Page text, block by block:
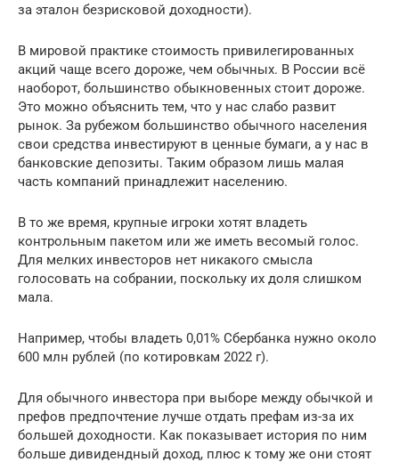
за эталон безрисковой доходности).
В мировой практике стоимость привилегированных
акций чаще всего дороже, чем обычных. В России всё
наоборот, большинство обыкновенных стоит дороже.
Это можно объяснить тем, что у нас слабо развит
рынок. За рубежом большинство обычного населения
свои средства инвестируют в ценные бумаги, а у нас в
банковские депозиты. Таким образом лишь малая
часть компаний принадлежит населению.
В то же время, крупные игроки хотят владеть
контрольным пакетом или же иметь весомый голос.
Для мелких инвесторов нет никакого смысла
голосовать на собрании, поскольку их доля слишком
мала.
Например, чтобы владеть 0,01% Сбербанка нужно около
600 млн рублей (по котировкам 2022 г).
Для обычного инвестора при выборе между обычкой и
префов предпочтение лучше отдать префам из-за их
большей доходности. Как показывает история по ним
больше дивидендный доход, плюс к тому же они стоят